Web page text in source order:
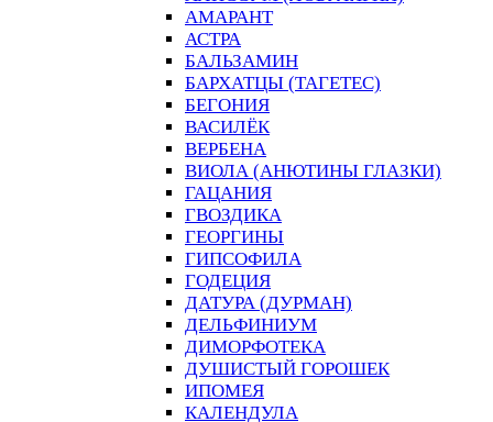
АМАРАНТ
АСТРА
БАЛЬЗАМИН
БАРХАТЦЫ (ТАГЕТЕС)
БЕГОНИЯ
ВАСИЛЁК
ВЕРБЕНА
ВИОЛА (АНЮТИНЫ ГЛАЗКИ)
ГАЦАНИЯ
ГВОЗДИКА
ГЕОРГИНЫ
ГИПСОФИЛА
ГОДЕЦИЯ
ДАТУРА (ДУРМАН)
ДЕЛЬФИНИУМ
ДИМОРФОТЕКА
ДУШИСТЫЙ ГОРОШЕК
ИПОМЕЯ
КАЛЕНДУЛА